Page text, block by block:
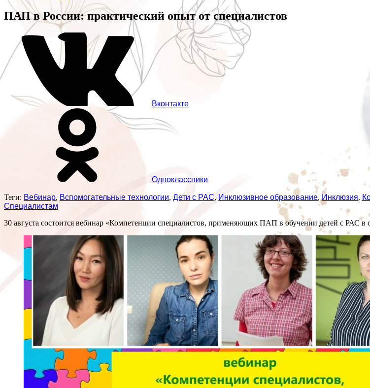
ПАП в России: практический опыт от специалистов
Вконтакте
Одноклассники
Теги: Вебинар, Вспомогательные технологии, Дети с РАС, Инклюзивное образование,Инклюзия,
Специалистам
30 августа состоится вебинар «Компетенции специалистов, применяющих ПАП в обучении детей с РАС в